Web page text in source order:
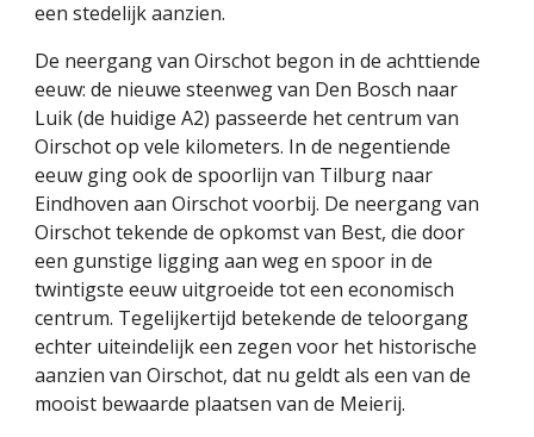
een stedelijk aanzien.
De neergang van Oirschot begon in de achttiende
eeuw: de nieuwe steenweg van Den Bosch naar
Luik (de huidige A2) passeerde het centrum van
Oirschot op vele kilometers. In de negentiende
eeuw ging ook de spoorlijn van Tilburg naar
Eindhoven aan Oirschot voorbij. De neergang van
Oirschot tekende de opkomst van Best, die door
een gunstige ligging aan weg en spoor in de
twintigste eeuw uitgroeide tot een economisch
centrum. Tegelijkertijd betekende de teloorgang
echter uiteindelijk een zegen voor het historische
aanzien van Oirschot, dat nu geldt als een van de
mooist bewaarde plaatsen van de Meierij.